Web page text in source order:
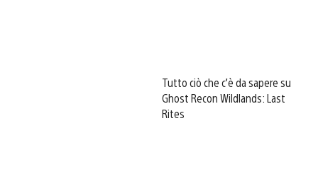
Tutto ciò che c’è da sapere su
Ghost Recon Wildlands: Last
Rites